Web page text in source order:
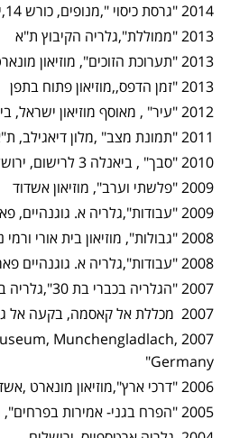
2014 "גרסת כיסוי ",מנופים, כורש 14,ירושלים
2013 "ממוללת",גלריה הקיבוץ ת"א
2013 "תערוכת הזוכים", מוזיאון מונארט ,אשדוד
2013 "זמן הדפס,,מוזיאון פתוח בתפן
2012 "עיר" , מאוסף מוזיאון ישראל, בית מאני לאומי, ת"א
2011 "תמונת מצב" ,מלון דיאגילב, ת"א
2010 "סבך" , ביאנלה 3 לרישום, ירושלים
2009 "פלשתי וערב", מוזיאון אשדוד
2009 "עבודות",גלריה א. גוגנהיים, פאריז
2008 "גבולות", מוזיאון בית אורי ורמי נחשותן, קבוץ אשדות יעקב
2008 "עבודות",גלריה א. גוגנהיים פאריז
2007 "הגלריה בכברי בת 30",גלריה בכברי
2007 מכללת אל קאסמה, בקעה אל גרביים
2007
Munchengladlach,
Germany
"
2006 "דרכי ארץ",מוזיאון מונארט ,אשדוד. אוצר: יונה פישר
2005 "הפרח בגני- אמירות בפרחים", מוזיאון בת ים.